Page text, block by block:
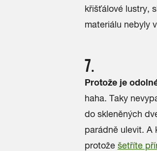
křišťálové lustry,
materiálu nebyly
7.
Protože je
haha. Taky
do skleněných
parádně ulevit. A
protože šetříte